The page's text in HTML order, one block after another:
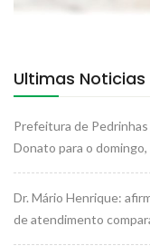
Ultimas Noticias
Prefeitura de
Donato para o
Dr. Mário Henrique:
de atendimento